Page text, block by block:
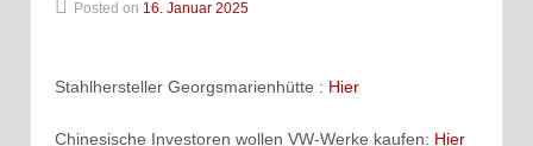
Posted on 16. Januar 2025
Stahlhersteller Georgsmarienhütte : Hier
Chinesische Investoren wollen VW-Werke kaufen: Hier